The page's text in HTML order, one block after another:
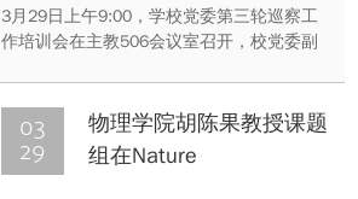
3月29日上午9:00，学校党委第三轮巡察工
作培训会在主教506会议室召开，校党委副
巡察工作领导小组副组长夏玉峰同志主持会
议，第三轮党委巡察工作组全体成员和巡察
工作办公室相关人员参加会议。
03
29
物理学院胡陈果教授课题
组在Nature